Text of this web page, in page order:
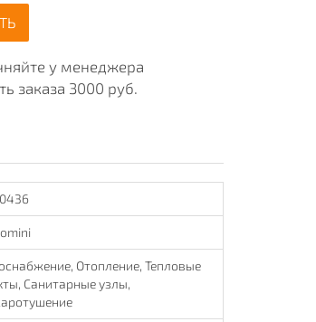
у менеджера
заказа 3000 руб.
Отопление, Тепловые
Санитарные узлы,